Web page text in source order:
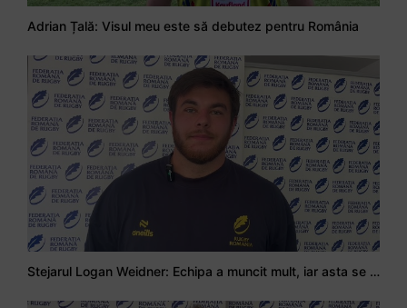
Adrian Țală: Visul meu este să debutez pentru România
Stejarul Logan Weidner: Echipa a muncit mult, iar asta se va vedea în meciurile de la Nations Cup